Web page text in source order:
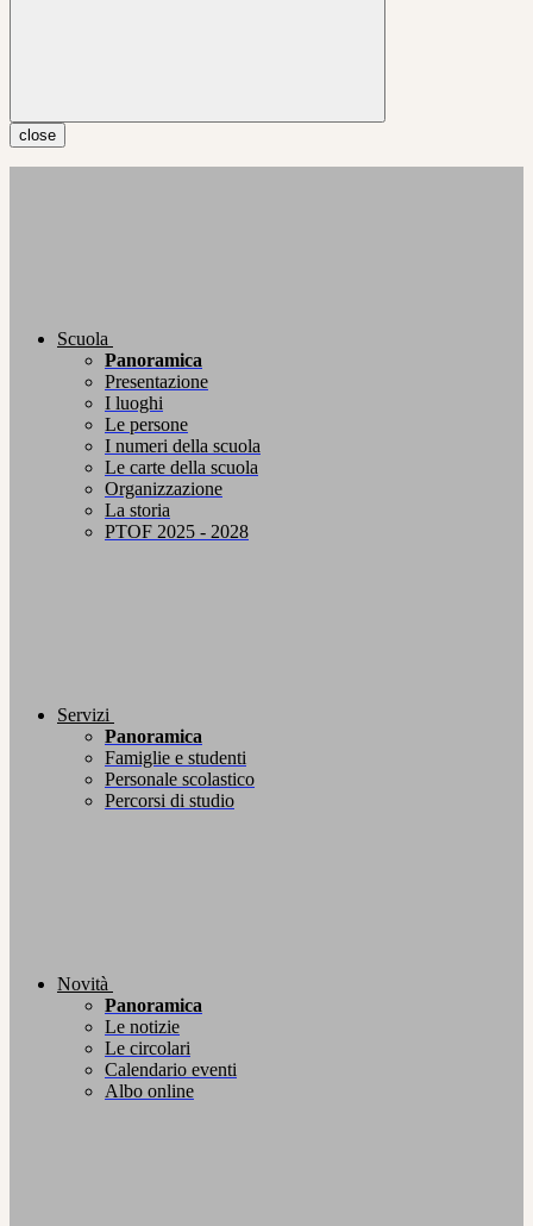
close
Scuola
Panoramica
Presentazione
I luoghi
Le persone
I numeri della scuola
Le carte della scuola
Organizzazione
La storia
PTOF 2025 - 2028
Servizi
Panoramica
Famiglie e studenti
Personale scolastico
Percorsi di studio
Novità
Panoramica
Le notizie
Le circolari
Calendario eventi
Albo online